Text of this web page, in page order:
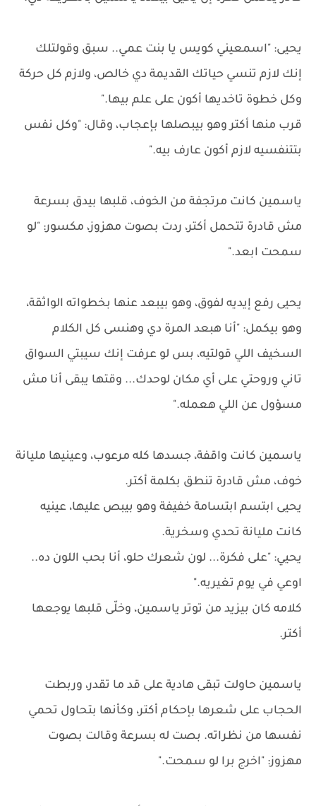
يحيى: "اسمعيني كويس يا بنت عمي.. سبق وقولتلك
إنك لازم تنسي حياتك القديمة دي خالص، ولازم كل حركة
وكل خطوة تاخديها أكون على علم بيها."
قرب منها أكتر وهو بيبصلها بإعجاب، وقال: "وكل نفس
بتتنفسيه لازم أكون عارف بيه."
ياسمين كانت مرتجفة من الخوف، قلبها بيدق بسرعة
مش قادرة تتحمل أكتر، ردت بصوت مهزوز، مكسور: "لو
سمحت ابعد."
يحيى رفع إيديه لفوق، وهو بيبعد عنها بخطواته الواثقة،
وهو بيكمل: "أنا هبعد المرة دي وهنسى كل الكلام
السخيف اللي قولتيه، بس لو عرفت إنك سيبتي السواق
تاني وروحتي على أي مكان لوحدك... وقتها يبقى أنا مش
مسؤول عن اللي هعمله."
ياسمين كانت واقفة، جسدها كله مرعوب، وعينيها مليانة
خوف، مش قادرة تنطق بكلمة أكتر.
يحيى ابتسم ابتسامة خفيفة وهو بيبص عليها، عينيه
كانت مليانة تحدي وسخرية.
يحيي: "على فكرة... لون شعرك حلو، أنا بحب اللون ده..
اوعي في يوم تغيريه."
كلامه كان بيزيد من توتر ياسمين، وخلّى قلبها يوجعها
أكتر.
ياسمين حاولت تبقى هادية على قد ما تقدر، وربطت
الحجاب على شعرها بإحكام أكتر، وكأنها بتحاول تحمي
نفسها من نظراته. بصت له بسرعة وقالت بصوت
مهزوز: "اخرج برا لو سمحت."